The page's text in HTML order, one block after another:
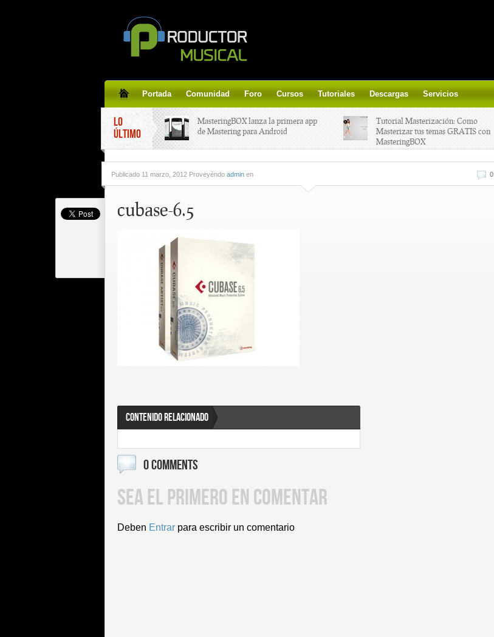
Portada Comunidad Foro Cursos Tutoriales Descargas Servicios
LO
ÚLTIMO
MasteringBOX lanza la primera app
de Mastering para Android
Tutorial Masterización: Como
Masterizar tus temas GRATIS con
MasteringBOX
line gratis!
Yalp crea Fono, Lleva la escena DJ a
Tutorial de CLA Effects, aprende a
aplicar efectos a tus voces.
0
Publicado 11 marzo, 2012 Proveyéndo admin en
cubase-6.5
CONTENIDO RELACIONADO
0 COMMENTS
SEA EL PRIMERO EN COMENTAR
Deben Entrar para escribir un comentario